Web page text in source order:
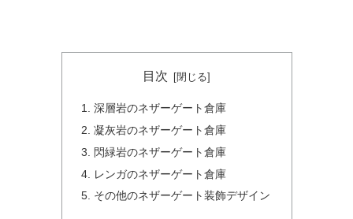
目次
深層岩のネザーゲート倉庫
凝灰岩のネザーゲート倉庫
閃緑岩のネザーゲート倉庫
レンガのネザーゲート倉庫
その他のネザーゲート装飾デザイン